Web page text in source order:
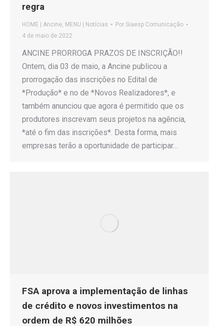
regra
HOME | Ancine, MENU | Notícias Por Siaesp Comunicação
4 de maio de 2022
ANCINE PRORROGA PRAZOS DE INSCRIÇÃO!!
Ontem, dia 03 de maio, a Ancine publicou a
prorrogação das inscrições no Edital de
*Produção* e no de *Novos Realizadores*, e
também anunciou que agora é permitido que os
produtores inscrevam seus projetos na agência,
*até o fim das inscrições*. Desta forma, mais
empresas terão a oportunidade de participar…
FSA aprova a implementação de linhas
de crédito e novos investimentos na
ordem de R$ 620 milhões